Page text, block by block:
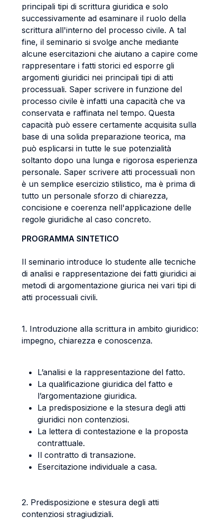
principali tipi di scrittura giuridica e solo
successivamente ad esaminare il ruolo della
scrittura all'interno del processo civile. A tal
fine, il seminario si svolge anche mediante
alcune esercitazioni che aiutano a capire come
rappresentare i fatti storici ed esporre gli
argomenti giuridici nei principali tipi di atti
processuali. Saper scrivere in funzione del
processo civile è infatti una capacità che va
conservata e raffinata nel tempo. Questa
capacità può essere certamente acquisita sulla
base di una solida preparazione teorica, ma
può esplicarsi in tutte le sue potenzialità
soltanto dopo una lunga e rigorosa esperienza
personale. Saper scrivere atti processuali non
è un semplice esercizio stilistico, ma è prima di
tutto un personale sforzo di chiarezza,
concisione e coerenza nell'applicazione delle
regole giuridiche al caso concreto.
PROGRAMMA SINTETICO
Il seminario introduce lo studente alle tecniche
di analisi e rappresentazione dei fatti giuridici ai
metodi di argomentazione giurica nei vari tipi di
atti processuali civili.
1. Introduzione alla scrittura in ambito giuridico:
impegno, chiarezza e conoscenza.
L’analisi e la rappresentazione del fatto.
La qualificazione giuridica del fatto e
l’argomentazione giuridica.
La predisposizione e la stesura degli atti
giuridici non contenziosi.
La lettera di contestazione e la proposta
contrattuale.
Il contratto di transazione.
Esercitazione individuale a casa.
2. Predisposizione e stesura degli atti
contenziosi stragiudiziali.